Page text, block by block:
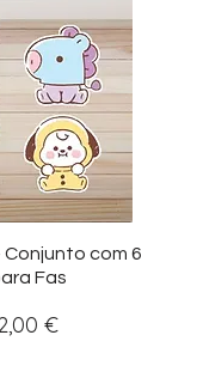
Conjunto com 6
Fas
€